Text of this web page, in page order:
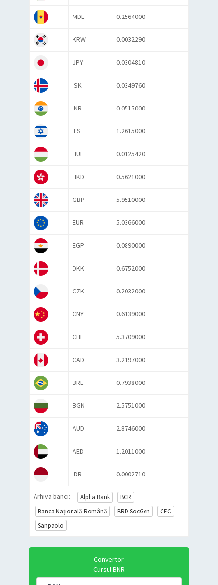
MDL 0.2564000
KRW 0.0032290
JPY 0.0304810
ISK 0.0349760
INR 0.0515000
ILS 1.2615000
HUF 0.0125420
HKD 0.5621000
GBP 5.9510000
EUR 5.0366000
EGP 0.0890000
DKK 0.6752000
CZK 0.2032000
CNY 0.6139000
CHF 5.3709000
CAD 3.2197000
BRL 0.7938000
BGN 2.5751000
AUD 2.8746000
AED 1.2011000
IDR 0.0002710
Arhiva banci: Alpha Bank
BCR
Banca Națională Română
BRD SocGen
CEC
Sanpaolo
Convertor
Cursul BNR